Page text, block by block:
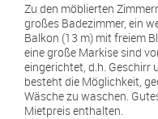
Zu den möblierten
großes Badezimmer, ein
Balkon (13 m) mit freiem
eine große Markise sind
eingerichtet, d.h. Geschirr
besteht die Möglichkeit,
Wäsche zu waschen.
Mietpreis enthalten.